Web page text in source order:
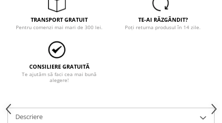
Hidrofoare
Pompe de suprafata
Pompe submersibile
Căști
TRANSPORT GRATUIT
Pentru comenzi mai mari de 300 lei.
TE-AI RĂZGÂNDIT?
Poți returna produsul în 14 zile.
CONSILIERE GRATUITĂ
Te ajutăm să faci cea mai bună
alegere!
Descriere